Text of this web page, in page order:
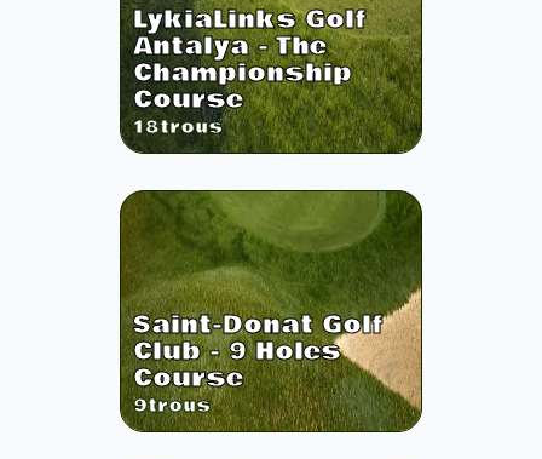
LykiaLinks Golf
Antalya - The
Championship
Course
18trous
Saint-Donat Golf
Club - 9 Holes
Course
9trous